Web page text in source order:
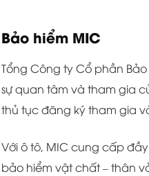
Bảo hiểm MIC
Tổng Công ty Cổ phần
sự quan tâm và tham gia
thủ tục đăng ký tham gia
Với ô tô, MIC cung cấp
bảo hiểm vật chất – thân